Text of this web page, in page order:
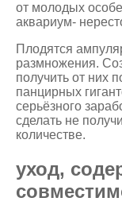
от молодых
аквариум-
Плодятся
размножения.
получить от них
панцирных
серьёзного
сделать не
количестве.
уход,